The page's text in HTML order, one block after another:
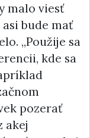
malo viesť
bude mať
„Použije sa
kde sa
pozerať
akej